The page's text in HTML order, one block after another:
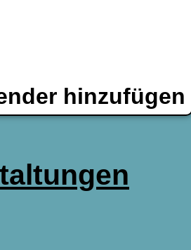
hinzufügen